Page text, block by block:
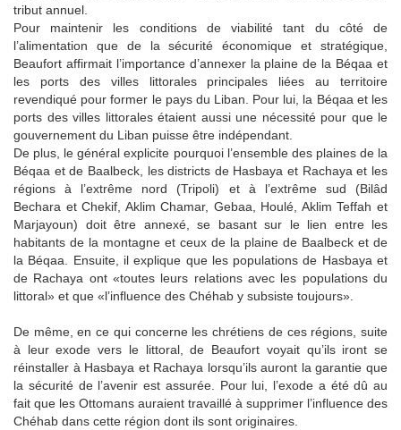
tribut annuel.
Pour maintenir les conditions de viabilité tant du côté de
l’alimentation que de la sécurité économique et stratégique,
Beaufort affirmait l’importance d’annexer la plaine de la Béqaa et
les ports des villes littorales principales liées au territoire
revendiqué pour former le pays du Liban. Pour lui, la Béqaa et les
ports des villes littorales étaient aussi une nécessité pour que le
gouvernement du Liban puisse être indépendant.
De plus, le général explicite pourquoi l’ensemble des plaines de la
Béqaa et de Baalbeck, les districts de Hasbaya et Rachaya et les
régions à l’extrême nord (Tripoli) et à l’extrême sud (Bilâd
Bechara et Chekif, Aklim Chamar, Gebaa, Houlé, Aklim Teffah et
Marjayoun) doit être annexé, se basant sur le lien entre les
habitants de la montagne et ceux de la plaine de Baalbeck et de
la Béqaa. Ensuite, il explique que les populations de Hasbaya et
de Rachaya ont «toutes leurs relations avec les populations du
littoral» et que «l’influence des Chéhab y subsiste toujours».
De même, en ce qui concerne les chrétiens de ces régions, suite
à leur exode vers le littoral, de Beaufort voyait qu’ils iront se
réinstaller à Hasbaya et Rachaya lorsqu’ils auront la garantie que
la sécurité de l’avenir est assurée. Pour lui, l’exode a été dû au
fait que les Ottomans auraient travaillé à supprimer l’influence des
Chéhab dans cette région dont ils sont originaires.